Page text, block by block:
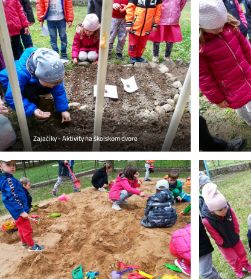
Zajačiky - Aktivity na školskom dvore